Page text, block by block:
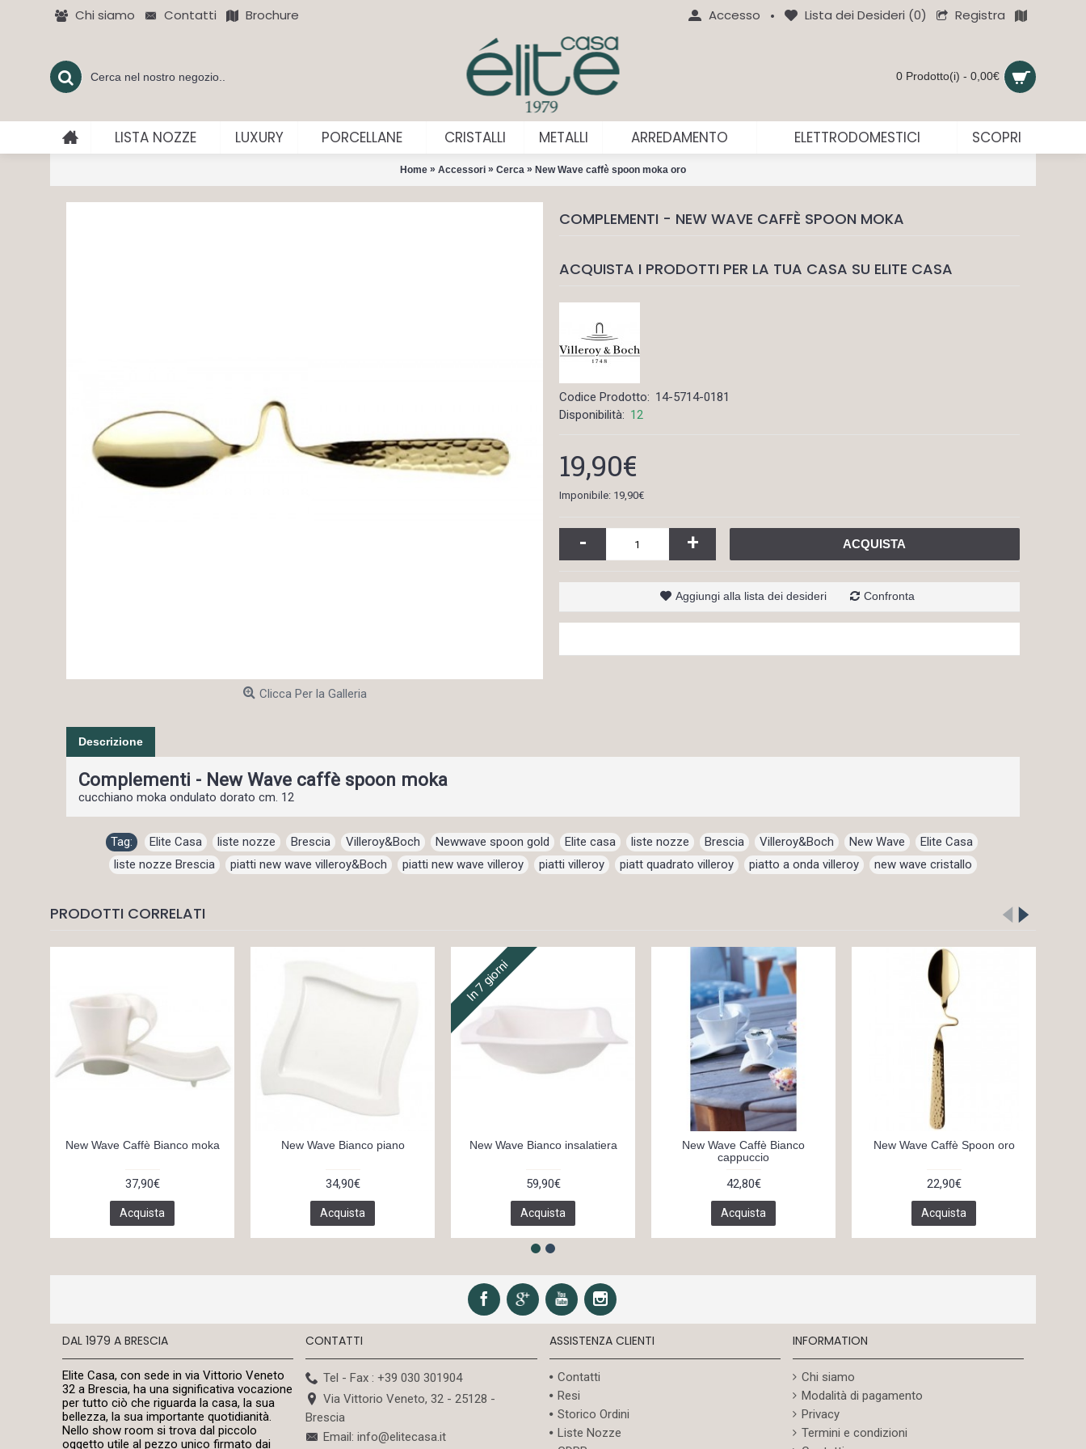
Chi siamo Contatti Brochure Accesso • Lista dei Desideri (0) Registra
0 Prodotto(i) - 0,00€
LISTA NOZZE LUXURY PORCELLANE CRISTALLI METALLI ARREDAMENTO ELETTRODOMESTICI SCOPRI
Home » Accessori » Cerca » New Wave caffè spoon moka oro
Clicca Per la Galleria
COMPLEMENTI - NEW WAVE CAFFÈ SPOON MOKA
ACQUISTA I PRODOTTI PER LA TUA CASA SU ELITE CASA
Codice Prodotto: 14-5714-0181
Disponibilità: 12
19,90€
Imponibile: 19,90€
- + ACQUISTA
Aggiungi alla lista dei desideri Confronta
Descrizione
Complementi - New Wave caffè spoon moka
cucchiano moka ondulato dorato cm. 12
Tag: Elite Casa liste nozze Brescia Villeroy&Boch Newwave spoon gold Elite casa liste nozze Brescia Villeroy&Boch New Wave Elite Casa
liste nozze Brescia
piatti new wave villeroy&Boch piatti new wave villeroy piatti villeroy piatt quadrato villeroy piatto a onda villeroy new wave cristallo
PRODOTTI CORRELATI
New Wave Caffè Bianco moka
37,90€
Acquista
New Wave Bianco piano
34,90€
Acquista
In 7 giorni
New Wave Bianco insalatiera
59,90€
Acquista
New Wave Caffè Bianco
cappuccio
42,80€
Acquista
New Wave Caffè Spoon oro
22,90€
Acquista
DAL 1979 A BRESCIA
Elite Casa, con sede in via Vittorio Veneto
32 a Brescia, ha una significativa vocazione
per tutto ciò che riguarda la casa, la sua
bellezza, la sua importante quotidianità.
Nello show room si trova dal piccolo
oggetto utile al pezzo unico firmato dai
CONTATTI
Tel - Fax : +39 030 301904
Via Vittorio Veneto, 32 - 25128 -
Brescia
Email: info@elitecasa.it
ASSISTENZA CLIENTI
Contatti
Resi
Storico Ordini
Liste Nozze
INFORMATION
Chi siamo
Modalità di pagamento
Privacy
Termini e condizioni